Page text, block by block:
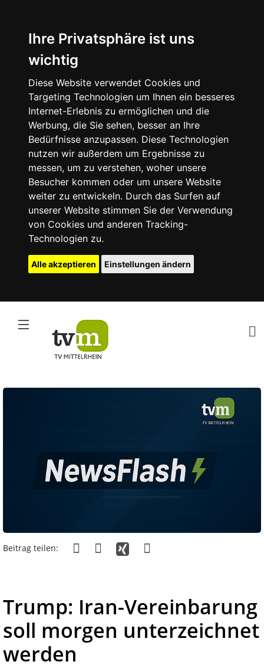
Ihre Privatsphäre ist uns
wichtig
Diese Website verwendet Cookies und
Targeting Technologien um Ihnen ein besseres
Internet-Erlebnis zu ermöglichen und die
Werbung, die Sie sehen, besser an Ihre
Bedürfnisse anzupassen. Diese Technologien
nutzen wir außerdem um Ergebnisse zu
messen, um zu verstehen, woher unsere
Besucher kommen oder um unsere Website
weiter zu entwickeln. Durch das Surfen auf
unserer Website stimmen Sie der Verwendung
von Cookies und anderen Tracking-
Technologien zu.
Alle akzeptieren Einstellungen ändern
Beitrag teilen:
Trump: Iran-Vereinbarung
soll morgen unterzeichnet
werden